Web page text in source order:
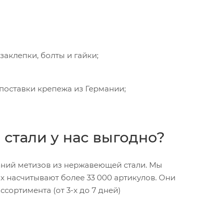
болты и гайки;
крепежа из Германии;
у нас выгодно?
метизов из нержавеющей стали. Мы
более 33 000 артикулов. Они
(от 3-х до 7 дней)